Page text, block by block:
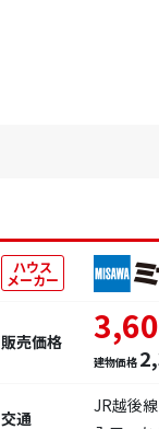
ハウス
メーカー
販売価格
建物価格
交通
JR越後